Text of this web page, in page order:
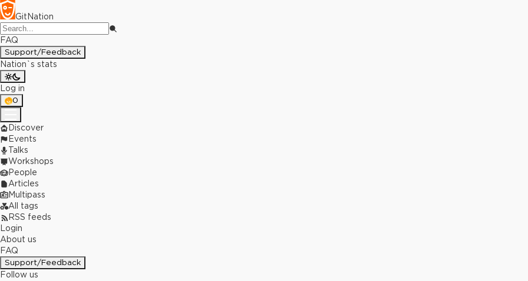
GitNation
FAQ
Support/Feedback
Nation`s stats
Log in
0
Discover
Events
Talks
Workshops
People
Articles
Multipass
All tags
RSS feeds
Login
About us
FAQ
Support/Feedback
Follow us